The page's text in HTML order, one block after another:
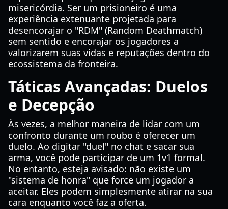
misericórdia. Ser um prisioneiro é uma
experiência extenuante projetada para
desencorajar o "RDM" (Random Deathmatch)
sem sentido e encorajar os jogadores a
valorizarem suas vidas e reputações dentro do
ecossistema da fronteira.
Táticas Avançadas: Duelos
e Decepção
Às vezes, a melhor maneira de lidar com um
confronto durante um roubo é oferecer um
duelo. Ao digitar "duel" no chat e sacar sua
arma, você pode participar de um 1v1 formal.
No entanto, esteja avisado: não existe um
"sistema de honra" que force um jogador a
aceitar. Eles podem simplesmente atirar na sua
cara enquanto você faz a oferta.